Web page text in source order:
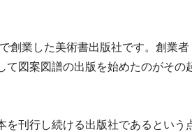
創業した美術書出版社です。創業者
図案図譜の出版を始めたのがその
刊行し続ける出版社であるという